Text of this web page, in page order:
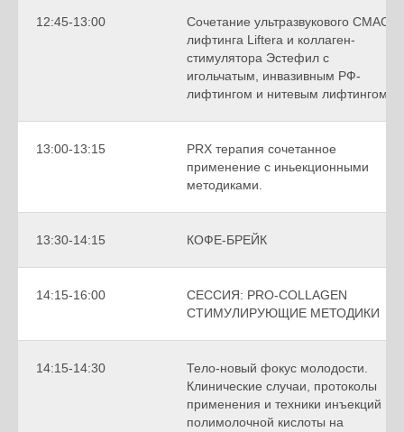
12:45-13:00
Сочетание ультразвукового СМАС-
лифтинга Liftera и коллаген-
стимулятора Эстефил с
игольчатым, инвазивным РФ-
лифтингом и нитевым лифтингом.
13:00-13:15
PRX терапия сочетанное
применение с иньекционными
методиками.
13:30-14:15 КОФЕ-БРЕЙК
14:15-16:00
СЕССИЯ: PRO-COLLAGEN
СТИМУЛИРУЮЩИЕ МЕТОДИКИ
14:15-14:30
Тело-новый фокус молодости.
Клинические случаи, протоколы
применения и техники инъекций
полимолочной кислоты на